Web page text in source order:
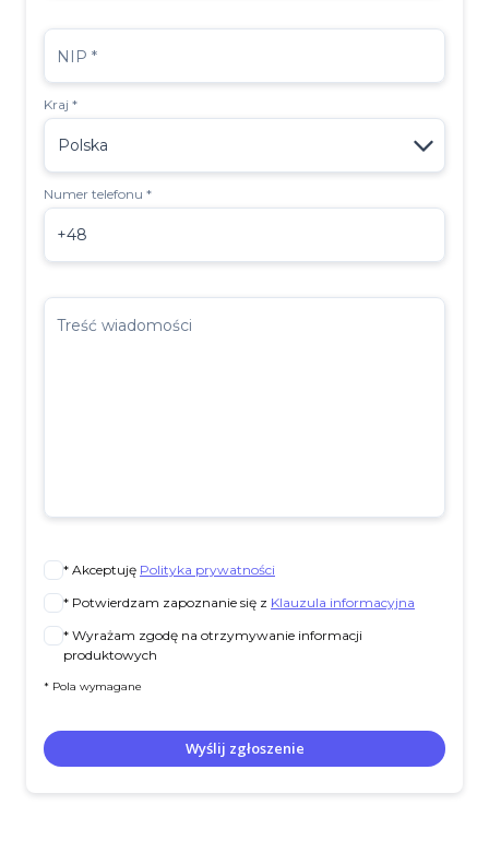
NIP *
Polska
Kraj *
Numer telefonu *
+48
Treść wiadomości
* Akceptuję Polityka prywatności
* Potwierdzam zapoznanie się z Klauzula informacyjna
* Wyrażam zgodę na otrzymywanie informacji
produktowych
* Pola wymagane
Wyślij zgłoszenie